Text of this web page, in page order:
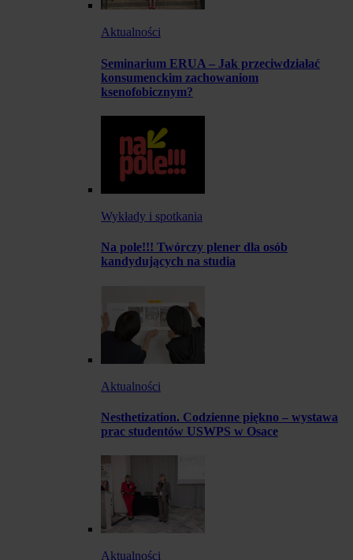
Aktualności
Seminarium ERUA – Jak przeciwdziałać
konsumenckim zachowaniom
ksenofobicznym?
Wykłady i spotkania
Na pole!!! Twórczy plener dla osób
kandydujących na studia
Aktualności
Nesthetization. Codzienne piękno – wystawa
prac studentów USWPS w Osace
Aktualności